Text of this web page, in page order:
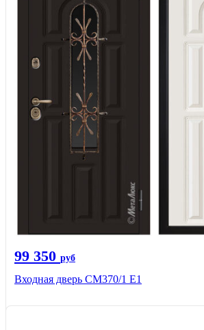
99 350 руб
Входная дверь СМ370/1 Е1